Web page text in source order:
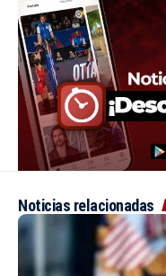
Noticias relacionadas